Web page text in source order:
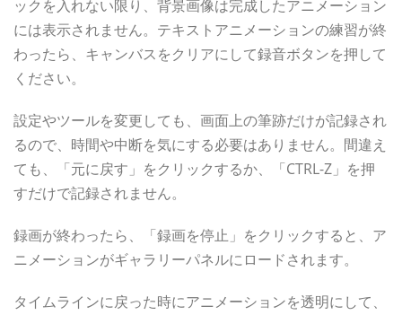
ックを入れない限り、背景画像は完成したアニメーション
には表示されません。テキストアニメーションの練習が終
わったら、キャンバスをクリアにして録音ボタンを押して
ください。
設定やツールを変更しても、画面上の筆跡だけが記録され
るので、時間や中断を気にする必要はありません。間違え
ても、「元に戻す」をクリックするか、「CTRL-Z」を押
すだけで記録されません。
録画が終わったら、「録画を停止」をクリックすると、ア
ニメーションがギャラリーパネルにロードされます。
タイムラインに戻った時にアニメーションを透明にして、